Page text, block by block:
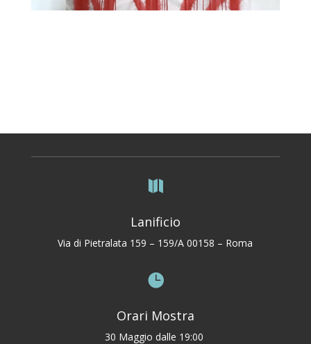

Lanificio
Via di Pietralata 159 – 159/A 00158 – Roma

Orari Mostra
30 Maggio dalle 19:00